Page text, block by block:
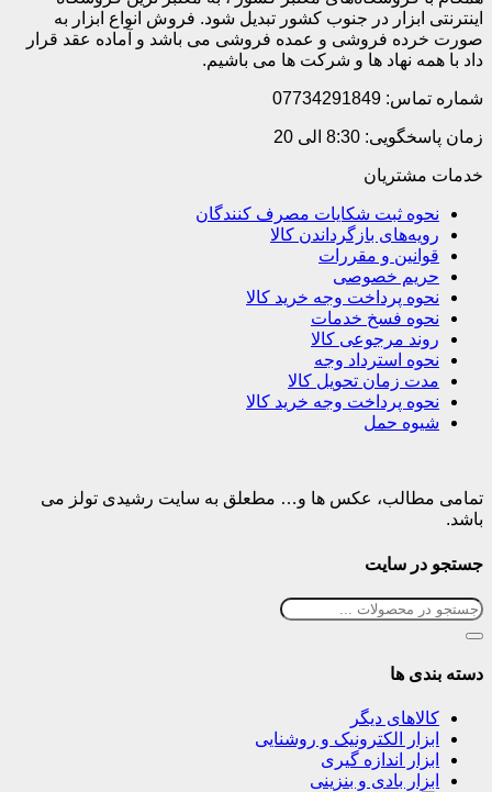
اینترنتی ابزار در جنوب کشور تبدیل شود. فروش انواع ابزار به
صورت خرده فروشی و عمده فروشی می باشد و آماده عقد قرار
داد با همه نهاد ها و شرکت ها می باشیم.
شماره تماس: 07734291849
زمان پاسخگویی: 8:30 الی 20
خدمات مشتریان
نحوه ثبت شکایات مصرف کنندگان
رویه‌های بازگرداندن کالا
قوانین و مقررات
حریم خصوصی
نحوه پرداخت وجه خرید کالا
نحوه فسخ خدمات
روند مرجوعی کالا
نحوه استرداد وجه
مدت زمان تحویل کالا
نحوه پرداخت وجه خرید کالا
شیوه حمل
تمامی مطالب، عکس ها و… مطعلق به سایت رشیدی تولز می
باشد.
جستجو در سایت
دسته بندی ها
کالاهای دیگر
ابزار الکترونیک و روشنایی
ابزار اندازه گیری
ابزار بادی و بنزینی